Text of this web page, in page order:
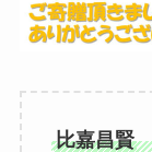
比嘉昌賢